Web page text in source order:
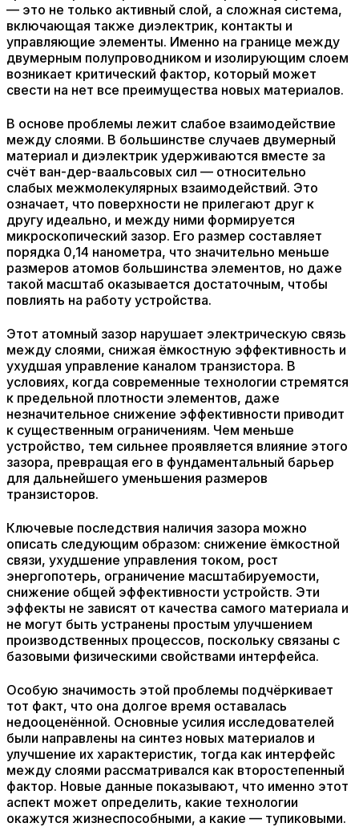
— это не только активный слой, а сложная система,
включающая также диэлектрик, контакты и
управляющие элементы. Именно на границе между
двумерным полупроводником и изолирующим слоем
возникает критический фактор, который может
свести на нет все преимущества новых материалов.
В основе проблемы лежит слабое взаимодействие
между слоями. В большинстве случаев двумерный
материал и диэлектрик удерживаются вместе за
счёт ван-дер-ваальсовых сил — относительно
слабых межмолекулярных взаимодействий. Это
означает, что поверхности не прилегают друг к
другу идеально, и между ними формируется
микроскопический зазор. Его размер составляет
порядка 0,14 нанометра, что значительно меньше
размеров атомов большинства элементов, но даже
такой масштаб оказывается достаточным, чтобы
повлиять на работу устройства.
Этот атомный зазор нарушает электрическую связь
между слоями, снижая ёмкостную эффективность и
ухудшая управление каналом транзистора. В
условиях, когда современные технологии стремятся
к предельной плотности элементов, даже
незначительное снижение эффективности приводит
к существенным ограничениям. Чем меньше
устройство, тем сильнее проявляется влияние этого
зазора, превращая его в фундаментальный барьер
для дальнейшего уменьшения размеров
транзисторов.
Ключевые последствия наличия зазора можно
описать следующим образом: снижение ёмкостной
связи, ухудшение управления током, рост
энергопотерь, ограничение масштабируемости,
снижение общей эффективности устройств. Эти
эффекты не зависят от качества самого материала и
не могут быть устранены простым улучшением
производственных процессов, поскольку связаны с
базовыми физическими свойствами интерфейса.
Особую значимость этой проблемы подчёркивает
тот факт, что она долгое время оставалась
недооценённой. Основные усилия исследователей
были направлены на синтез новых материалов и
улучшение их характеристик, тогда как интерфейс
между слоями рассматривался как второстепенный
фактор. Новые данные показывают, что именно этот
аспект может определить, какие технологии
окажутся жизнеспособными, а какие — тупиковыми.